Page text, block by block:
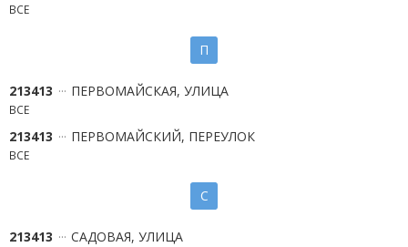
ВСЕ
П
213413 ПЕРВОМАЙСКАЯ, УЛИЦА
ВСЕ
213413 ПЕРВОМАЙСКИЙ, ПЕРЕУЛОК
ВСЕ
С
213413 САДОВАЯ, УЛИЦА